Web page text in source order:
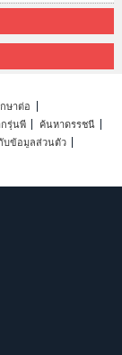
ษาต่อ
รุ่นพี่
ค้นหาดรรชนี
บข้อมูลส่วนตัว